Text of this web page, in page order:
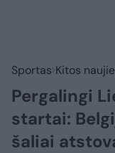
Sportas Kitos
Pergalingi
startai:
šaliai